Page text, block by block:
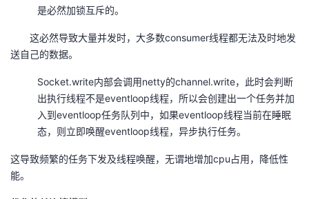
是必然加锁互斥的。
这必然导致大量并发时，大多数consumer线程都无法及时地发
送自己的数据。
Socket.write内部会调用netty的channel.write，此时会判断
出执行线程不是eventloop线程，所以会创建出一个任务并加
入到eventloop任务队列中，如果eventloop线程当前在睡眠
态，则立即唤醒eventloop线程，异步执行任务。
这导致频繁的任务下发及线程唤醒，无谓地增加cpu占用，降低性
能。